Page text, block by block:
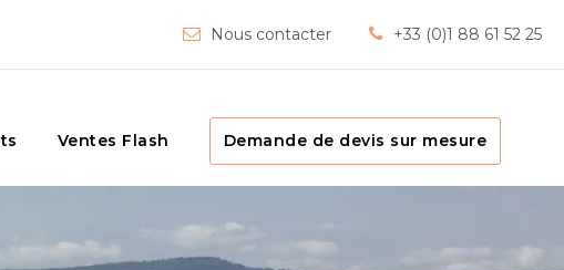
Nous contacter +33 (0)1 88 61 52 25
Ventes Flash Demande de devis sur mesure